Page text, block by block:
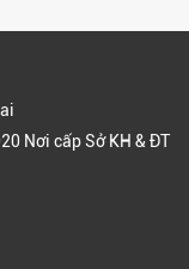
Nơi cấp Sở KH & ĐT